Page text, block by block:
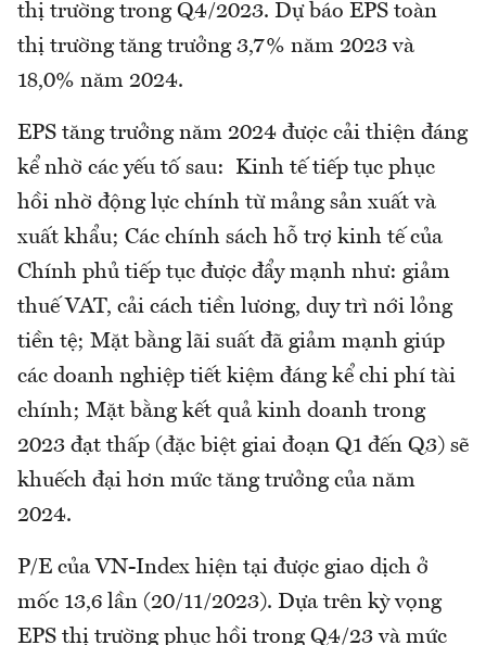
thị trường trong Q4/2023. Dự báo EPS toàn
thị trường tăng trưởng 3,7% năm 2023 và
18,0% năm 2024.
EPS tăng trưởng năm 2024 được cải thiện đáng
kể nhờ các yếu tố sau: Kinh tế tiếp tục phục
hồi nhờ động lực chính từ mảng sản xuất và
xuất khẩu; Các chính sách hỗ trợ kinh tế của
Chính phủ tiếp tục được đẩy mạnh như: giảm
thuế VAT, cải cách tiền lương, duy trì nới lỏng
tiền tệ; Mặt bằng lãi suất đã giảm mạnh giúp
các doanh nghiệp tiết kiệm đáng kể chi phí tài
chính; Mặt bằng kết quả kinh doanh trong
2023 đạt thấp (đặc biệt giai đoạn Q1 đến Q3) sẽ
khuếch đại hơn mức tăng trưởng của năm
2024.
P/E của VN-Index hiện tại được giao dịch ở
mốc 13,6 lần (20/11/2023). Dựa trên kỳ vọng
EPS thị trường phục hồi trong Q4/23 và mức